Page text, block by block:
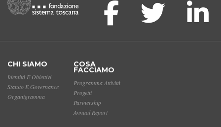
CHI SIAMO
Identità E Obiettivi
Statuto E Governance
Organigramma
COSA
FACCIAMO
Programma Attività
Progetti
Partnership
Annual Report